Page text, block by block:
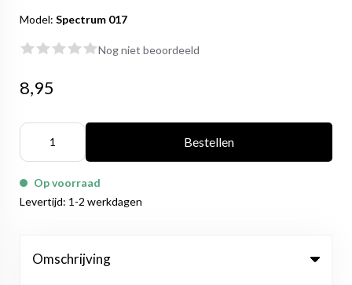
Model: Spectrum 017
Nog niet beoordeeld
8,95
Bestellen
Op voorraad
Levertijd: 1-2 werkdagen
Omschrijving